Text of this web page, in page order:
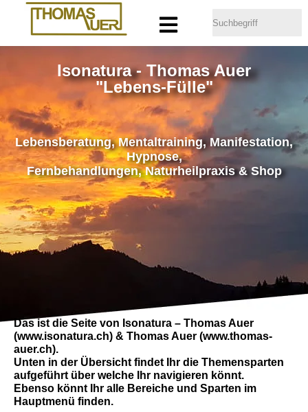
Isonatura - Thomas Auer
"Lebens-Fülle"
Lebensberatung, Mentaltraining, Manifestation,
Hypnose,
Fernbehandlungen, Naturheilpraxis & Shop
Das ist die Seite von Isonatura – Thomas Auer
(www.isonatura.ch) & Thomas Auer (www.thomas-
auer.ch).
Unten in der Übersicht findet Ihr die Themensparten
aufgeführt über welche Ihr navigieren könnt.
Ebenso könnt Ihr alle Bereiche und Sparten im
Hauptmenü finden.